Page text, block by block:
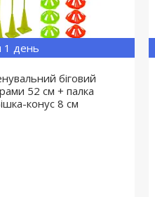
1 день
біговий
52 cм + палка
конус 8 см